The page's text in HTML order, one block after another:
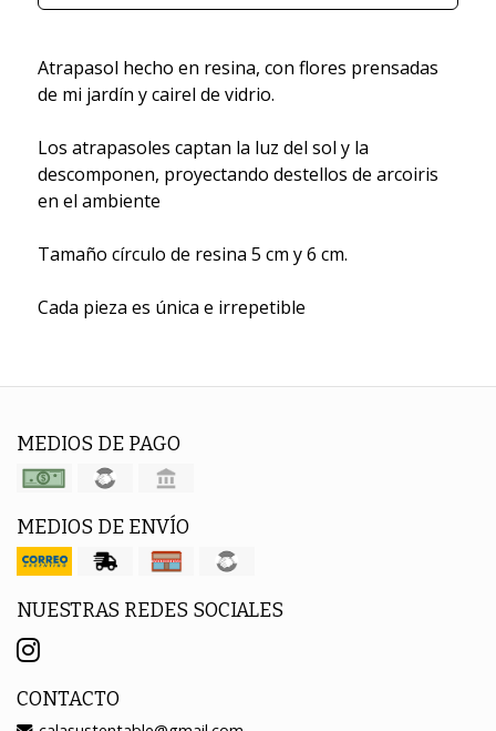
Atrapasol hecho en resina, con flores prensadas
de mi jardín y cairel de vidrio.
Los atrapasoles captan la luz del sol y la
descomponen, proyectando destellos de arcoiris
en el ambiente
Tamaño círculo de resina 5 cm y 6 cm.
Cada pieza es única e irrepetible
MEDIOS DE PAGO
MEDIOS DE ENVÍO
NUESTRAS REDES SOCIALES
CONTACTO